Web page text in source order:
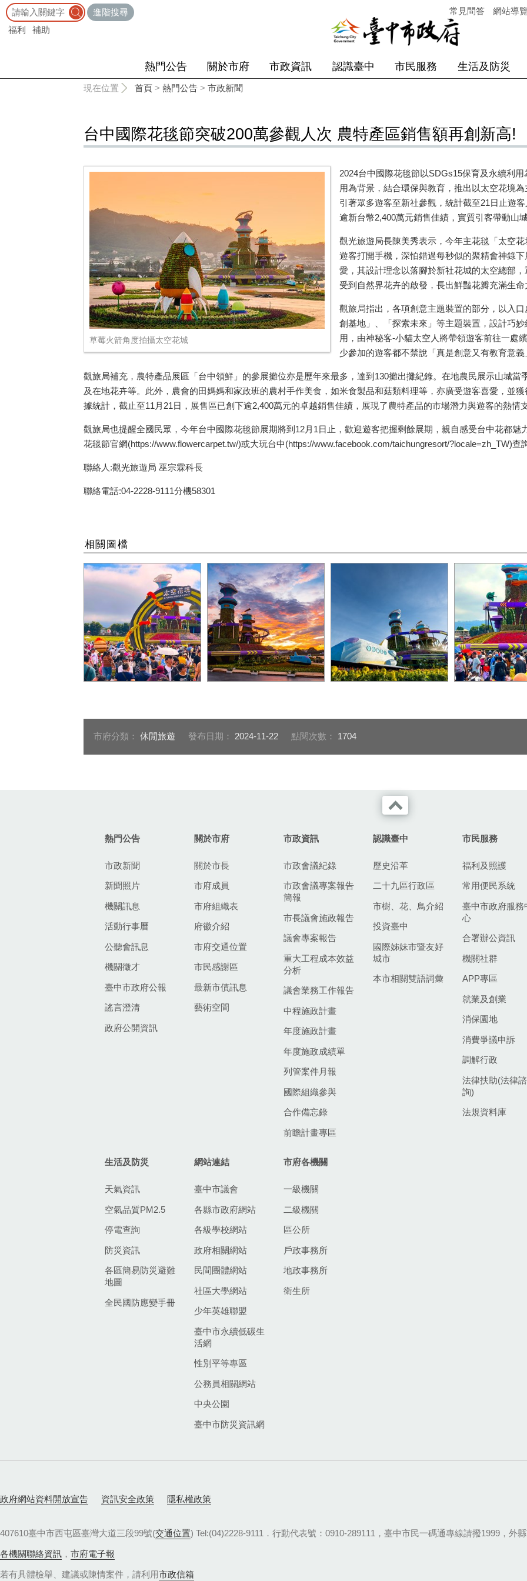
進階搜尋
福利
補助
常見問答 網站導
熱門公告 關於市府 市政資訊 認識臺中 市民服務 生活及防災
現在位置 首頁 > 熱門公告 > 市政新聞
台中國際花毯節突破200萬參觀人次 農特產區銷售額再創新高!
草莓火箭角度拍攝太空花城
2024台中國際花毯節以SDGs15保育及永續利
用為背景，結合環保與教育，推出以太空花境
引著眾多遊客至新社參觀，統計截至21日止遊
逾新台幣2,400萬元銷售佳績，實質引客帶動山
觀光旅遊局長陳美秀表示，今年主花毯「太空
遊客打開手機，深怕錯過每秒似的聚精會神錄
愛，其設計理念以落腳於新社花城的太空總部
受到自然界花卉的啟發，長出鮮豔花瓣充滿生
觀旅局指出，各項創意主題裝置的部分，以入
創基地」、「探索未來」等主題裝置，設計巧
用，由神秘客-小貓太空人將帶領遊客前往一處
少參加的遊客都不禁說「真是創意又有教育意
觀旅局補充，農特產品展區「台中領鮮」的參展攤位亦是歷年來最多，達到130攤出攤紀錄。在地農民展示山城
及在地花卉等。此外，農會的田媽媽和家政班的農村手作美食，如米食製品和菇類料理等，亦廣受遊客喜愛，並
據統計，截止至11月21日，展售區已創下逾2,400萬元的卓越銷售佳績，展現了農特產品的市場潛力與遊客的熱情
觀旅局也提醒全國民眾，今年台中國際花毯節展期將到12月1日止，歡迎遊客把握剩餘展期，親自感受台中花都魅
花毯節官網(https://www.flowercarpet.tw/)或大玩台中(https://www.facebook.com/taichungresort/?locale=zh_TW)查
聯絡人:觀光旅遊局 巫宗霖科長
聯絡電話:04-2228-9111分機58301
相關圖檔
市府分類： 休閒旅遊 發布日期： 2024-11-22 點閱次數： 1704
熱門公告
市政新聞
新聞照片
機關訊息
活動行事曆
公聽會訊息
機關徵才
臺中市政府公報
謠言澄清
政府公開資訊
關於市府
關於市長
市府成員
市府組織表
府徽介紹
市府交通位置
市民感謝區
最新市債訊息
藝術空間
市政資訊
市政會議紀錄
市政會議專案報告
簡報
市長議會施政報告
議會專案報告
重大工程成本效益
分析
議會業務工作報告
中程施政計畫
年度施政計畫
年度施政成績單
列管案件月報
國際組織參與
合作備忘錄
前瞻計畫專區
認識臺中
歷史沿革
二十九區行政區
市樹、花、鳥介紹
投資臺中
國際姊妹市暨友好
城市
本市相關雙語詞彙
市民服務
福利及照護
常用便民系統
臺中市政府服務
心
合署辦公資訊
機關社群
APP專區
就業及創業
消保園地
消費爭議申訴
調解行政
法律扶助(法律諮
詢)
法規資料庫
生活及防災
天氣資訊
空氣品質PM2.5
停電查詢
防災資訊
各區簡易防災避難
地圖
全民國防應變手冊
網站連結
臺中市議會
各縣市政府網站
各級學校網站
政府相關網站
民間團體網站
社區大學網站
少年英雄聯盟
臺中市永續低碳生
活網
性別平等專區
公務員相關網站
中央公園
臺中市防災資訊網
市府各機關
一級機關
二級機關
區公所
戶政事務所
地政事務所
衛生所
政府網站資料開放宣告 資訊安全政策 隱私權政策
407610臺中市西屯區臺灣大道三段99號(交通位置) Tel:(04)2228-9111．行動代表號：0910-289111，臺中市民一碼通專線請撥1999，外
各機關聯絡資訊 ， 市府電子報
若有具體檢舉、建議或陳情案件，請利用市政信箱